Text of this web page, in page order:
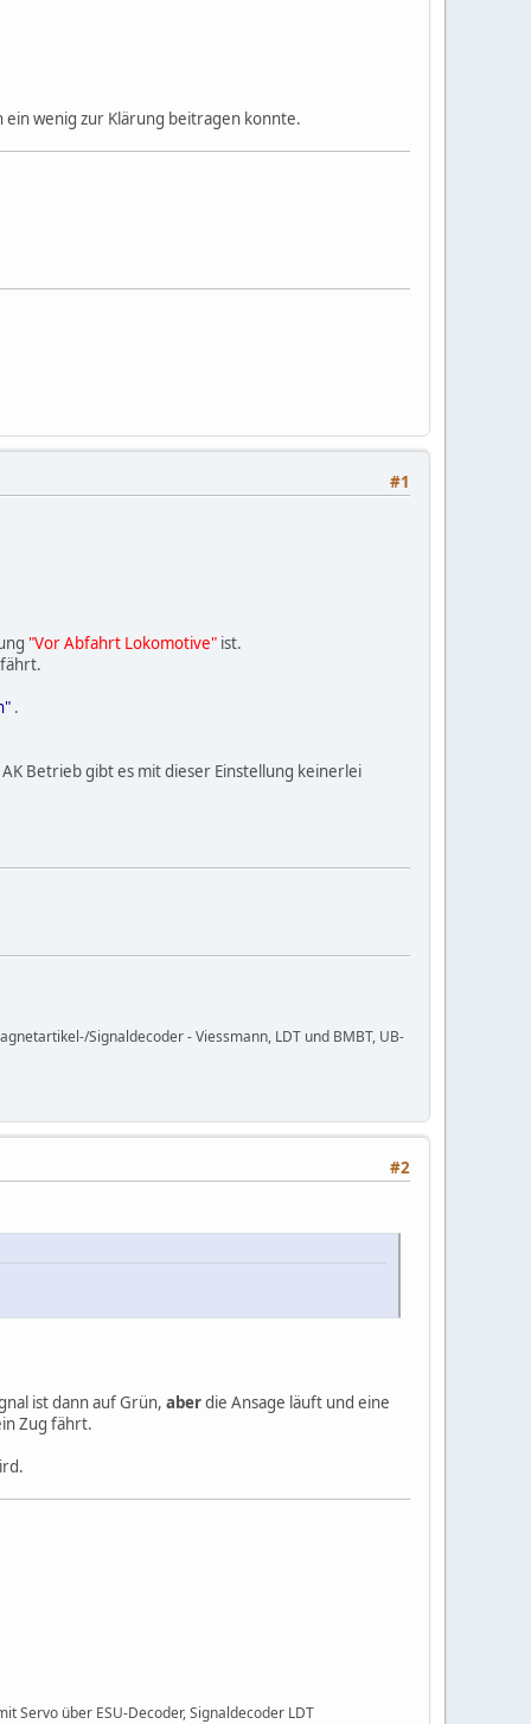
wenig zur Klärung beitragen konnte.
#1
"Vor Abfahrt Lokomotive" ist.
.
Betrieb gibt es mit dieser Einstellung keinerlei
Signaldecoder - Viessmann, LDT und BMBT, UB-
#2
ist dann auf Grün, aberdie Ansage läuft und eine
Zug fährt.
Servo über ESU-Decoder, Signaldecoder LDT